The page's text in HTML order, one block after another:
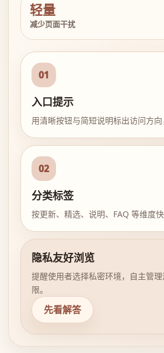
轻量
减少页面干扰
01
入口提示
用清晰按钮与简短说明标出访问方向
02
分类标签
按更新、精选、说明、FAQ 等维度
隐私友好浏览
提醒使用者选择私密环境，自主管
限。
先看解答